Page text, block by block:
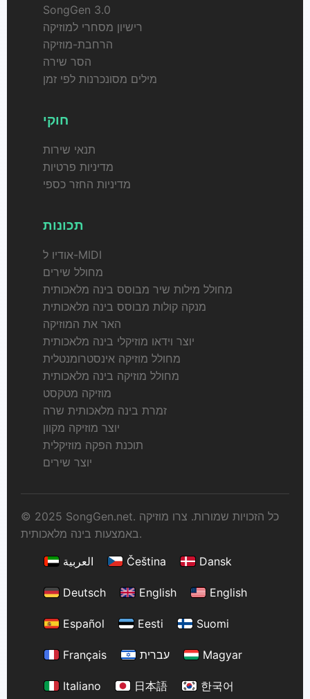
SongGen 3.0
רישיון מסחרי למוזיקה
הרחבת-מוזיקה
הסר שירה
מילים מסונכרנות לפי זמן
חוקי
תנאי שירות
מדיניות פרטיות
מדיניות החזר כספי
תכונות
אודיו ל-MIDI
מחולל שירים
מחולל מילות שיר מבוסס בינה מלאכותית
מנקה קולות מבוסס בינה מלאכותית
האר את המוזיקה
יוצר וידאו מוזיקלי בינה מלאכותית
מחולל מוזיקה אינסטרומנטלית
מחולל מוזיקה בינה מלאכותית
מוזיקה מטקסט
זמרת בינה מלאכותית שרה
יוצר מוזיקה מקוון
תוכנת הפקה מוזיקלית
יוצר שירים
© 2025 SongGen.net. כל הזכויות שמורות. צרו מוזיקה
באמצעות בינה מלאכותית.
العربية
Čeština Dansk
Deutsch English English
Español Eesti Suomi
Français עברית Magyar
Italiano 日本語 한국어